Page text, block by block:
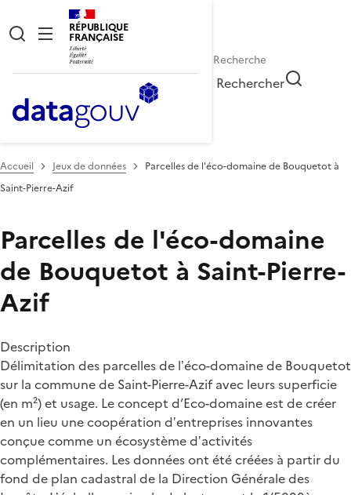
RÉPUBLIQUE
FRANÇAISE
Rechercher
Accueil Jeux de données
Parcelles de l'éco-domaine de Bouquetot à
Saint-Pierre-Azif
Parcelles de l'éco-domaine
de Bouquetot à Saint-Pierre-
Azif
Description
Délimitation des parcelles de lʼéco-domaine de Bouquetot
sur la commune de Saint-Pierre-Azif avec leurs superficie
(en m²) et usage. Le concept d’Eco-domaine est de créer
en un lieu une coopération dʼentreprises innovantes
conçue comme un écosystème dʼactivités
complémentaires. Les données ont été créées à partir du
fond de plan cadastral de la Direction Générale des